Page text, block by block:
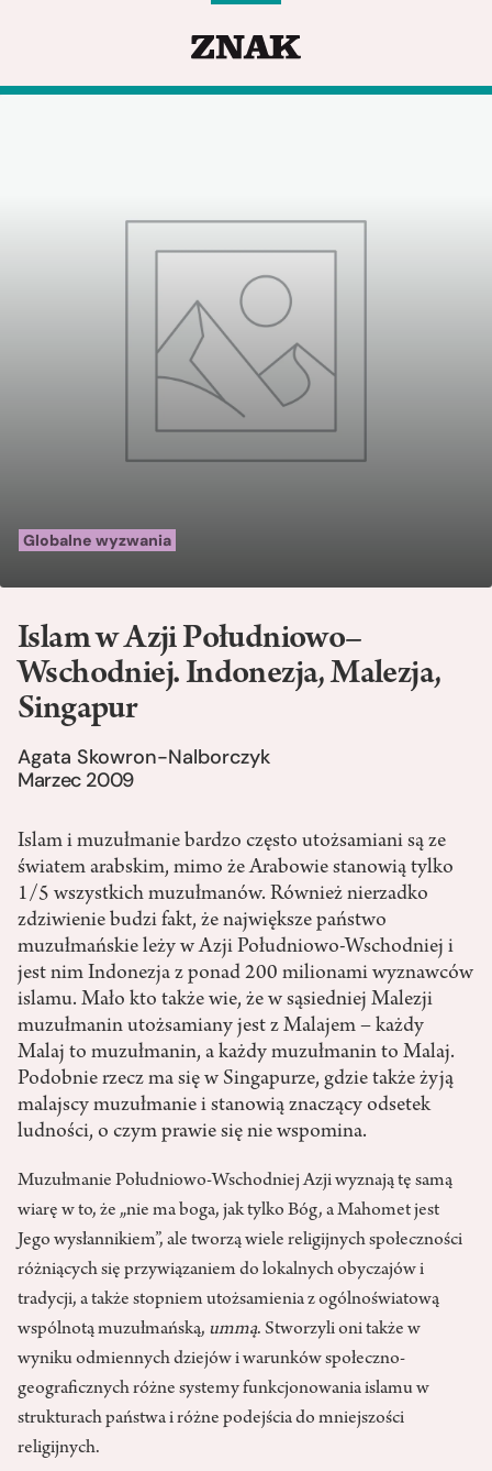
Globalne wyzwania
Islam w Azji Południowo–
Wschodniej. Indonezja, Malezja,
Singapur
Agata Skowron-Nalborczyk
Marzec 2009
Islam i muzułmanie bardzo często utożsamiani są ze
światem arabskim, mimo że Arabowie stanowią tylko
1/5 wszystkich muzułmanów. Również nierzadko
zdziwienie budzi fakt, że największe państwo
muzułmańskie leży w Azji Południowo-Wschodniej i
jest nim Indonezja z ponad 200 milionami wyznawców
islamu. Mało kto także wie, że w sąsiedniej Malezji
muzułmanin utożsamiany jest z Malajem – każdy
Malaj to muzułmanin, a każdy muzułmanin to Malaj.
Podobnie rzecz ma się w Singapurze, gdzie także żyją
malajscy muzułmanie i stanowią znaczący odsetek
ludności, o czym prawie się nie wspomina.
Muzułmanie Południowo-Wschodniej Azji wyznają tę samą
wiarę w to, że „nie ma boga, jak tylko Bóg, a Mahomet jest
Jego wysłannikiem”, ale tworzą wiele religijnych społeczności
różniących się przywiązaniem do lokalnych obyczajów i
tradycji, a także stopniem utożsamienia z ogólnoświatową
wspólnotą muzułmańską, ummą. Stworzyli oni także w
wyniku odmiennych dziejów i warunków społeczno-
geograficznych różne systemy funkcjonowania islamu w
strukturach państwa i różne podejścia do mniejszości
religijnych.